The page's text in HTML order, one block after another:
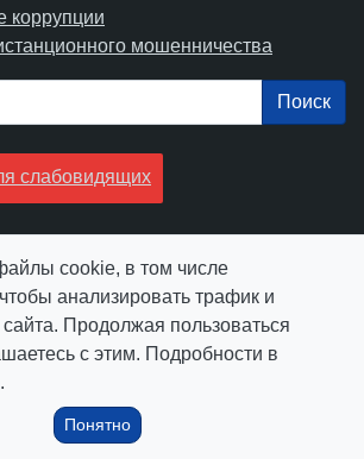
коррупции
мошенничества
слабовидящих
"ЮграМегаСпорт" 2026
cookie, в том числе
анализировать трафик и
Продолжая пользоваться
с этим. Подробности в
.
Понятно